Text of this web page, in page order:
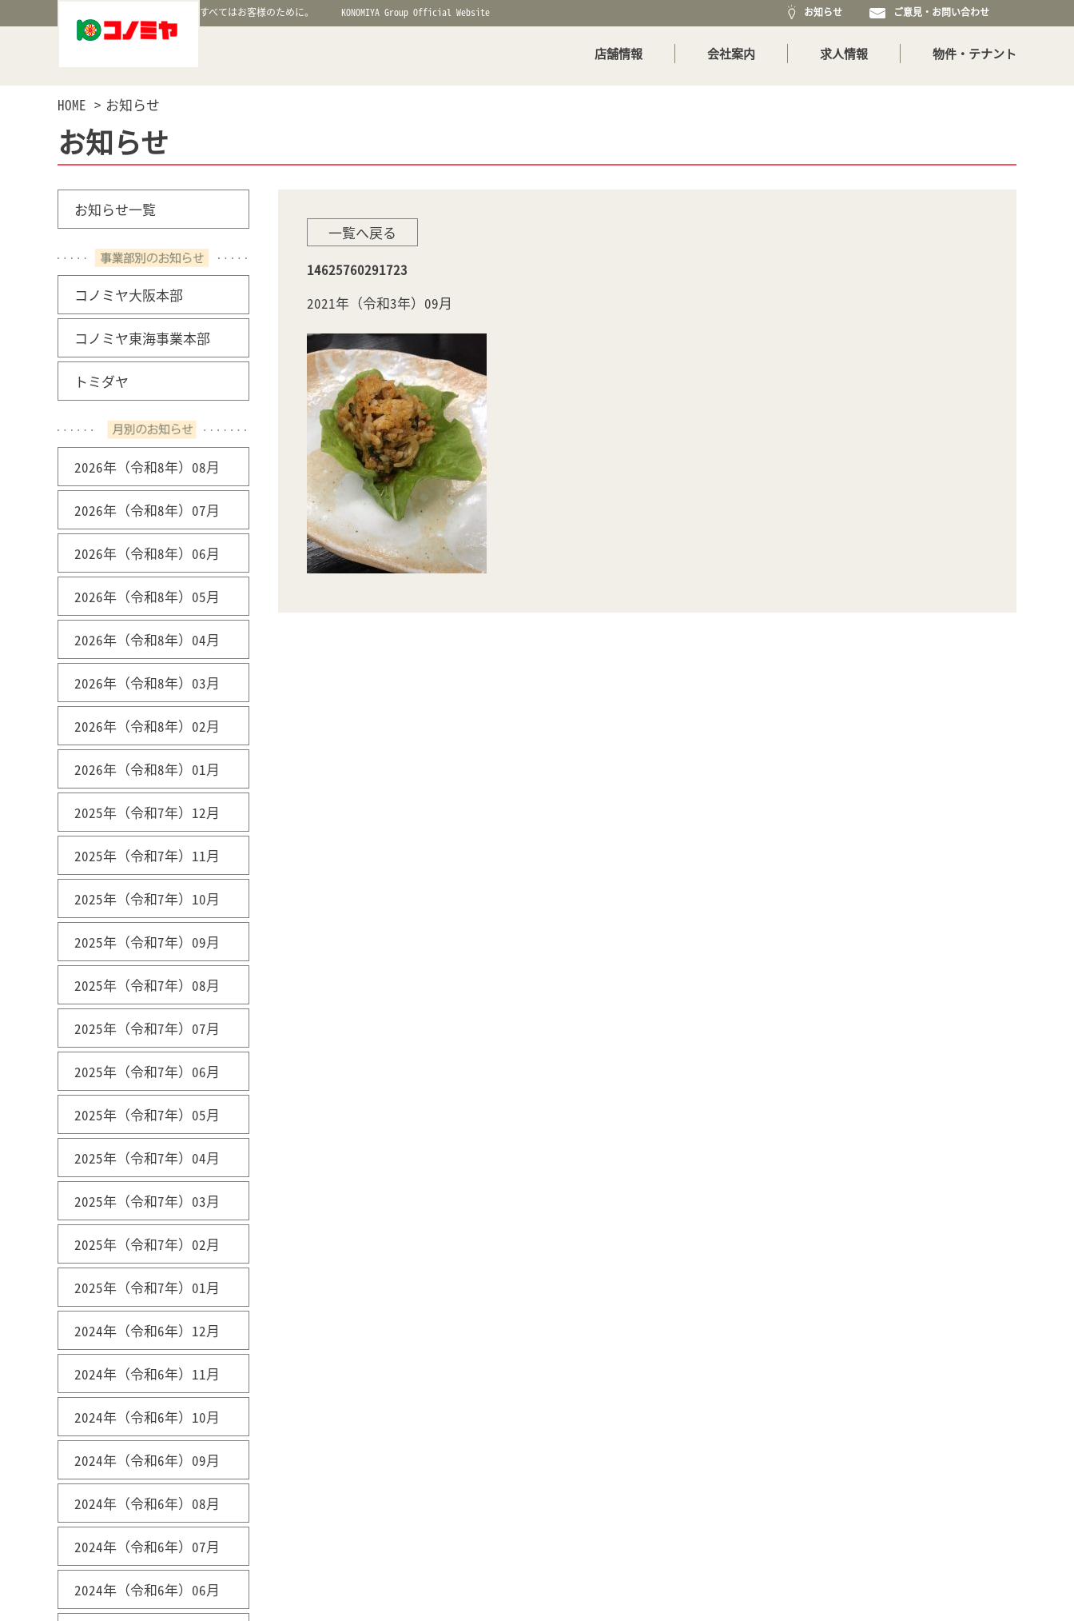
すべてはお客様のために。 KONOMIYA Group Official Website お知らせ ご意見・お問い合わせ
店舗情報 会社案内 求人情報 物件・テナント
HOME お知らせ
お知らせ
お知らせ一覧
コノミヤ大阪本部
コノミヤ東海事業本部
トミダヤ
2026年（令和8年）08月
2026年（令和8年）07月
2026年（令和8年）06月
2026年（令和8年）05月
2026年（令和8年）04月
2026年（令和8年）03月
2026年（令和8年）02月
2026年（令和8年）01月
2025年（令和7年）12月
2025年（令和7年）11月
2025年（令和7年）10月
2025年（令和7年）09月
2025年（令和7年）08月
2025年（令和7年）07月
2025年（令和7年）06月
2025年（令和7年）05月
2025年（令和7年）04月
2025年（令和7年）03月
2025年（令和7年）02月
2025年（令和7年）01月
2024年（令和6年）12月
2024年（令和6年）11月
2024年（令和6年）10月
2024年（令和6年）09月
2024年（令和6年）08月
2024年（令和6年）07月
2024年（令和6年）06月
一覧へ戻る
14625760291723
2021年（令和3年）09月